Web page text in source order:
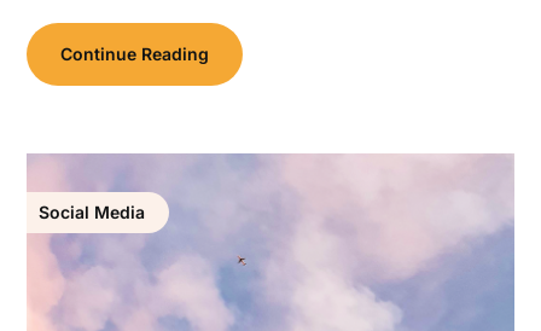
Continue Reading
Social Media